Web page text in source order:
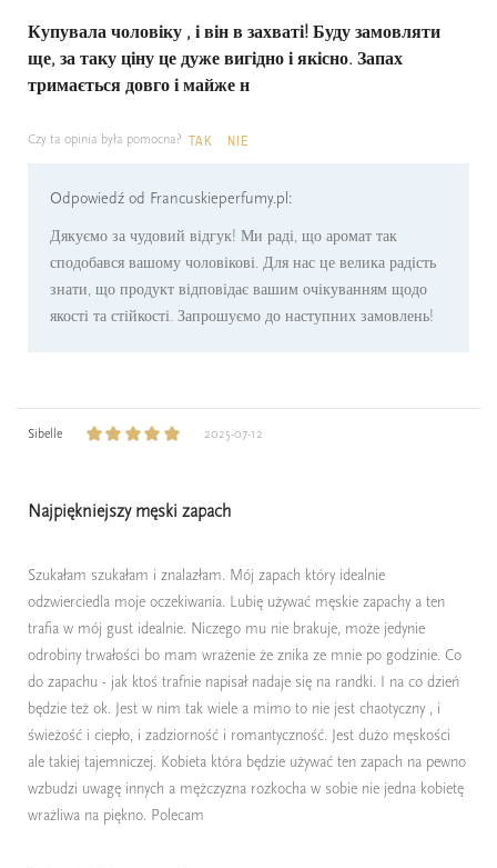
Купувала чоловіку , і він в захваті! Буду замовляти
ще, за таку ціну це дуже вигідно і якісно. Запах
тримається довго і майже н
Czy ta opinia była pomocna? TAK NIE
Odpowiedź od Francuskieperfumy.pl:
Дякуємо за чудовий відгук! Ми раді, що аромат так
сподобався вашому чоловікові. Для нас це велика радість
знати, що продукт відповідає вашим очікуванням щодо
якості та стійкості. Запрошуємо до наступних замовлень!
Sibelle 2025-07-12
Najpiękniejszy męski zapach
Szukałam szukałam i znalazłam. Mój zapach który idealnie
odzwierciedla moje oczekiwania. Lubię używać męskie zapachy a ten
trafia w mój gust idealnie. Niczego mu nie brakuje, może jedynie
odrobiny trwałości bo mam wrażenie że znika ze mnie po godzinie. Co
do zapachu - jak ktoś trafnie napisał nadaje się na randki. I na co dzień
będzie też ok. Jest w nim tak wiele a mimo to nie jest chaotyczny , i
świeżość i ciepło, i zadziorność i romantyczność. Jest dużo męskości
ale takiej tajemniczej. Kobieta która będzie używać ten zapach na pewno
wzbudzi uwagę innych a mężczyzna rozkocha w sobie nie jedna kobietę
wrażliwa na piękno. Polecam